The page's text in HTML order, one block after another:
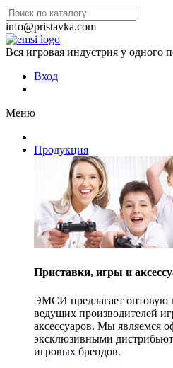
info@pristavka.com
Вся игровая индустрия у одного
Вход
Меню
Продукция
Приставки, игры и
ЭМСИ предлагает оптовую
ведущих производителей
аксессуаров. Мы являемся
эксклюзивными
игровых брендов.